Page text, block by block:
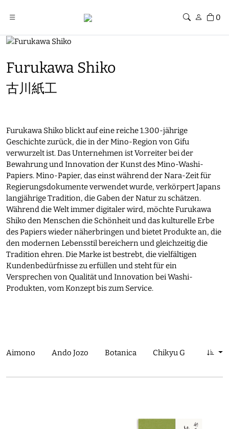
0
Furukawa Shiko
古川紙工
Furukawa Shiko blickt auf eine reiche 1.300-jährige
Geschichte zurück, die in der Mino-Region von Gifu
verwurzelt ist. Das Unternehmen ist Vorreiter bei der
Bewahrung und Innovation der Kunst des Mino-Washi-
Papiers. Mino-Papier, das einst während der Nara-Zeit für
Regierungsdokumente verwendet wurde, verkörpert Japans
langjährige Tradition, die Gaben der Natur zu schätzen.
Während die Welt immer digitaler wird, möchte Furukawa
Shiko den Menschen die Schönheit und das kulturelle Erbe
des Papiers wieder näherbringen und bietet Produkte an, die
den modernen Lebensstil bereichern und gleichzeitig die
Tradition ehren. Die Marke ist bestrebt, die vielfältigen
Kundenbedürfnisse zu erfüllen und steht für ein
Versprechen von Qualität und Innovation bei Washi-
Produkten, vom Konzept bis zum Service.
Aimono Ando Jozo Botanica Chikyu Greetings